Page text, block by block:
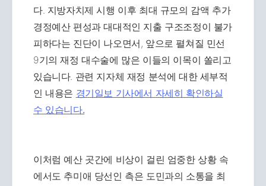
다. 지방자치제 시행 이후 최대 규모의 감액 추가
경정예산 편성과 대대적인 지출 구조조정이 불가
피하다는 진단이 나오면서, 앞으로 펼쳐질 민선
9기의 재정 대수술에 많은 이들의 이목이 쏠리고
있습니다. 관련 지자체 재정 분석에 대한 세부적
인 내용은 경기일보 기사에서 자세히 확인하실
수 있습니다.
이처럼 예산 곳간에 비상이 걸린 엄중한 상황 속
에서도 추미애 당선인 측은 도민과의 소통을 최